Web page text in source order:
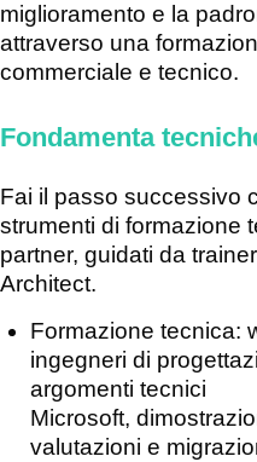
miglioramento e la
attraverso una
commerciale e tecnico.
Fondamenta
Fai il passo successivo
strumenti di formazione
partner, guidati da
Architect.
Formazione tecnica:
ingegneri di
argomenti tecnici
Microsoft,
valutazioni e